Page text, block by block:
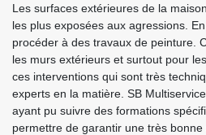
Les surfaces extérieures de la
les plus exposées aux agressions.
procéder à des travaux de peinture.
les murs extérieurs et surtout pour
ces interventions qui sont très
experts en la matière. SB
ayant pu suivre des formations
permettre de garantir une très bonne